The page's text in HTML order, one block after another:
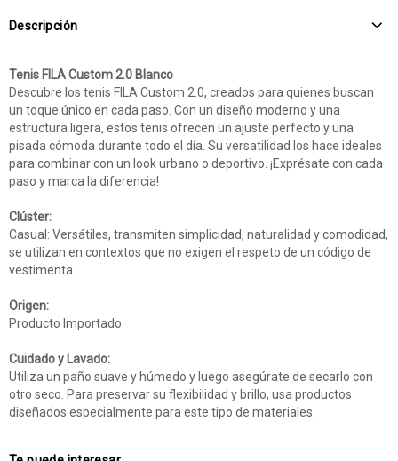
Descripción
Tenis FILA Custom 2.0 Blanco
Descubre los tenis FILA Custom 2.0, creados para quienes buscan
un toque único en cada paso. Con un diseño moderno y una
estructura ligera, estos tenis ofrecen un ajuste perfecto y una
pisada cómoda durante todo el día. Su versatilidad los hace ideales
para combinar con un look urbano o deportivo. ¡Exprésate con cada
paso y marca la diferencia!
Clúster:
Casual: Versátiles, transmiten simplicidad, naturalidad y comodidad,
se utilizan en contextos que no exigen el respeto de un código de
vestimenta.
Origen:
Producto Importado.
Cuidado y Lavado:
Utiliza un paño suave y húmedo y luego asegúrate de secarlo con
otro seco. Para preservar su flexibilidad y brillo, usa productos
diseñados especialmente para este tipo de materiales.